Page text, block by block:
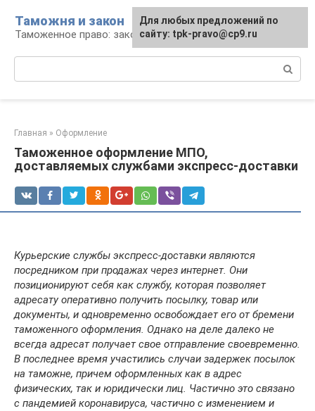
контенту
Таможня и закон
Таможенное право: законы и их применение
Главная » Оформление
Таможенное оформление МПО,
доставляемых службами экспресс-доставки
Курьерские службы экспресс-доставки являются
посредником при продажах через интернет. Они
позиционируют себя как службу, которая позволяет
адресату оперативно получить посылку, товар или
документы, и одновременно освобождает его от бремени
таможенного оформления. Однако на деле далеко не
всегда адресат получает свое отправление своевременно.
В последнее время участились случаи задержек посылок
на таможне, причем оформленных как в адрес
физических, так и юридически лиц. Частично это связано
с пандемией коронавируса, частично с изменением и
Для любых предложений по
сайту: tpk-pravo@cp9.ru